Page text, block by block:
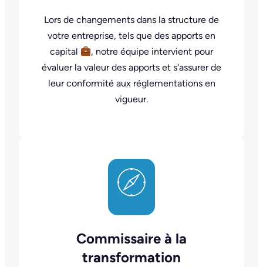
Lors de changements dans la structure de
votre entreprise, tels que des apports en
capital
, notre équipe intervient pour
évaluer la valeur des apports et s'assurer de
leur conformité aux réglementations en
vigueur.
Commissaire à la
transformation